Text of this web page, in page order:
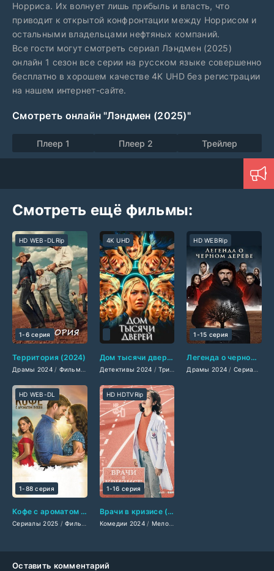
Норриса. Их волнует лишь прибыль и власть, что
приводит к открытой конфронтации между Норрисом и
остальными владельцами нефтяных компаний.
Все гости могут смотреть сериал Лэндмен (2025)
онлайн 1 сезон все серии на русском языке совершенно
бесплатно в хорошем качестве 4K UHD без регистрации
на нашем интернет-сайте.
Смотреть онлайн "Лэндмен (2025)"
Плеер 1 Плеер 2 Трейлер
Смотреть ещё фильмы:
Территория (2024)
Драмы 2024/ Фильмы-приключения 2024 /Сериалы 2024/ Фильмы 2024
HD WEB-DLRip
1-6 серия
Дом тысячи дверей (2024)
Детективы 2024 /Триллеры 2024 /Ужасы 2024
4K UHD
Легенда о черном дереве (2024)
Драмы 2024 / Сериалы 2024
HD WEBRip
1-15 серия
Кофе с ароматом любви (2025)
Сериалы 2025 /Фильмы 2025 /Драмы 2025/Мелодрамы 2025
HD WEB-DL
1-88 серия
Врачи в кризисе (2024)
Комедии 2024 / Мелодрамы 2024
HD HDTVRip
1-16 серия
Оставить комментарий